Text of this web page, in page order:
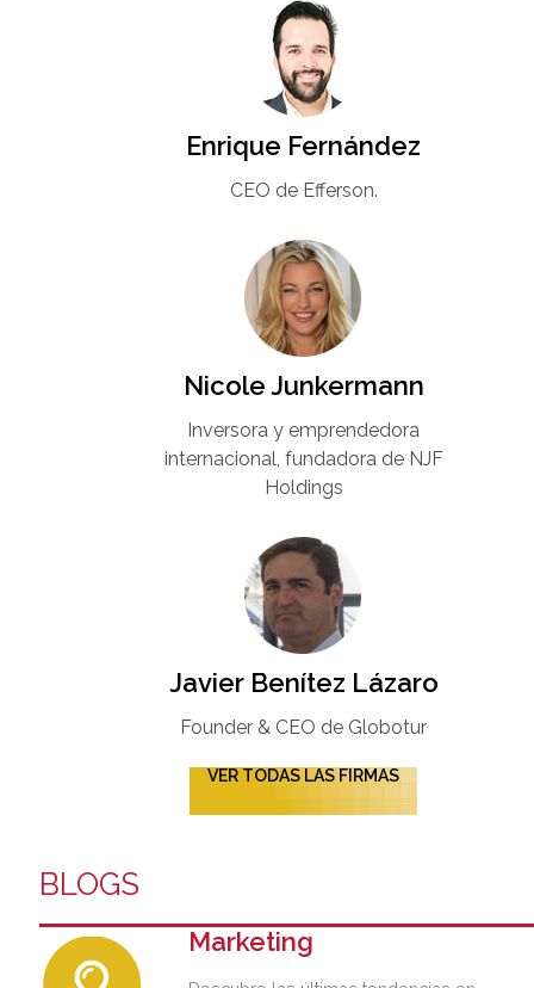
Enrique Fernández
CEO de Efferson.
Nicole Junkermann​
Inversora y emprendedora
internacional, fundadora de NJF
Holdings
Javier Benítez Lázaro
Founder & CEO de Globotur​
VER TODAS LAS FIRMAS
BLOGS
Marketing